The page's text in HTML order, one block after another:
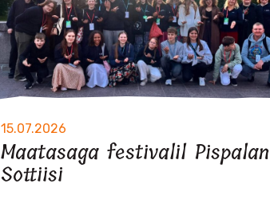
15.07.2026
Maatasaga festivalil Pispalan
Sottiisi